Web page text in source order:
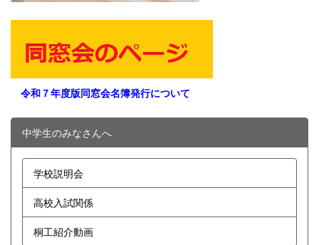
令和７年度版同窓会名簿発行について
中学生のみなさんへ
学校説明会
高校入試関係
桐工紹介動画